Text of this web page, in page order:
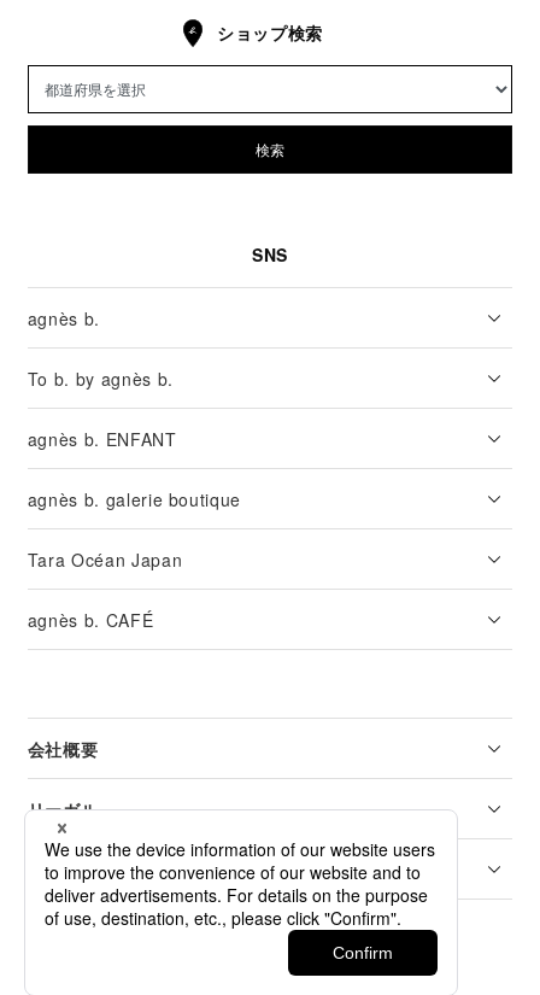
ショップ検索
検索
SNS
agnès b.
To b. by agnès b.
agnès b. ENFANT
agnès b. galerie boutique
Tara Océan Japan
agnès b. CAFÉ
会社概要
リーガル
カスタマーサービス